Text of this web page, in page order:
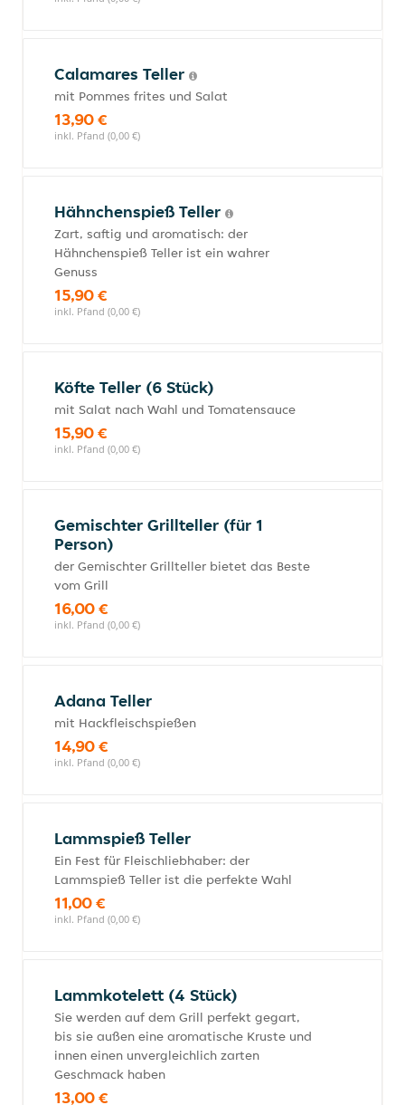
Calamares Teller
mit Pommes frites und Salat
13,90 €
inkl. Pfand (0,00 €)
Hähnchenspieß Teller
Zart, saftig und aromatisch: der
Hähnchenspieß Teller ist ein wahrer
Genuss
15,90 €
inkl. Pfand (0,00 €)
Köfte Teller (6 Stück)
mit Salat nach Wahl und Tomatensauce
15,90 €
inkl. Pfand (0,00 €)
Gemischter Grillteller (für 1
Person)
der Gemischter Grillteller bietet das Beste
vom Grill
16,00 €
inkl. Pfand (0,00 €)
Adana Teller
mit Hackfleischspießen
14,90 €
inkl. Pfand (0,00 €)
Lammspieß Teller
Ein Fest für Fleischliebhaber: der
Lammspieß Teller ist die perfekte Wahl
11,00 €
inkl. Pfand (0,00 €)
Lammkotelett (4 Stück)
Sie werden auf dem Grill perfekt gegart,
bis sie außen eine aromatische Kruste und
innen einen unvergleichlich zarten
Geschmack haben
13,00 €